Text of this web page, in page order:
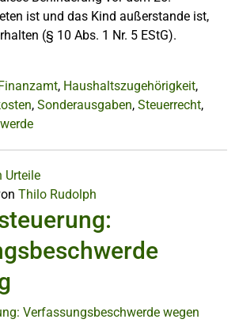
ist und das Kind außerstande ist,
(§ 10 Abs. 1 Nr. 5 EStG).
, Haushaltszugehörigkeit,
, Sonderausgaben, Steuerrecht,
Urteile
Thilo Rudolph